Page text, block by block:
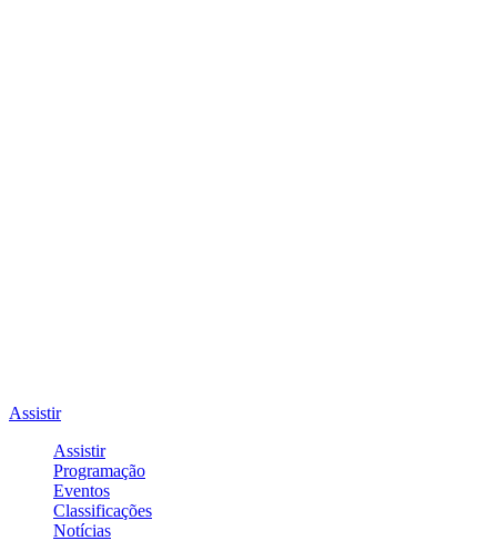
Assistir
Assistir
Programação
Eventos
Classificações
Notícias